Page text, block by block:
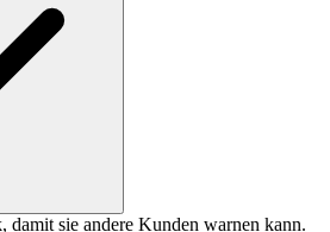
damit sie andere Kunden warnen kann.